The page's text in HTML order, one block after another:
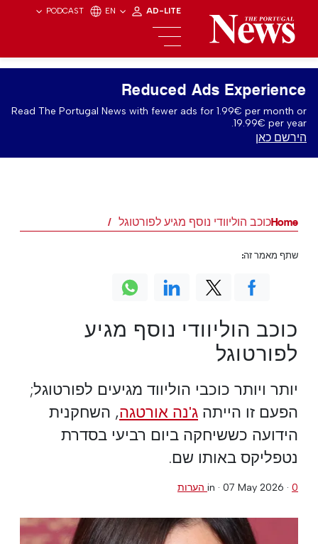
PODCAST EN AD-LITE
Reduced Ads Experience
Read The Portugal News with fewer ads for 1.99€ per month or
19.99€ per year.
הירשם כאן
Homeכוכב הוליוודי נוסף מגיע לפורטוגל
כוכב הוליוודי נוסף מגיע
לפורטוגל
יותר ויותר כוכבי הוליווד מגיעים לפורטוגל;
הפעם זו הייתה ג'נה אורטגה, השחקנית
הידועה כששיחקה ביום רביעי בסדרת
נטפליקס באותו שם.
in · 07 May 2026 · 0 הערות
שתף מאמר זה: